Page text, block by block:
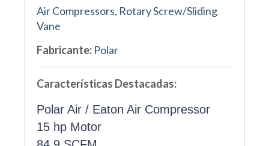
Air Compressors, Rotary Screw/Sliding
Vane
Fabricante: Polar
Características Destacadas:
Polar Air / Eaton Air Compressor
15 hp Motor